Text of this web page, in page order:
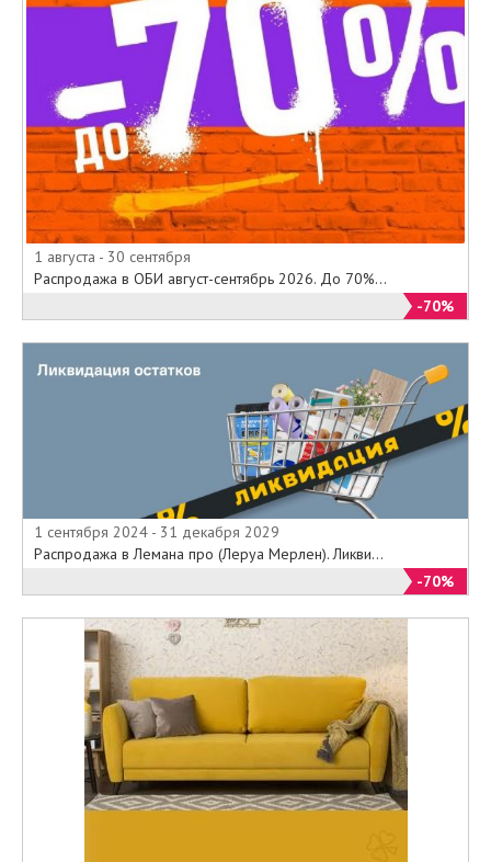
1 августа - 30 сентября
Распродажа в ОБИ август-сентябрь 2026. До 70%...
-70%
1 сентября 2024 - 31 декабря 2029
Распродажа в Лемана про (Леруа Мерлен). Ликви...
-70%